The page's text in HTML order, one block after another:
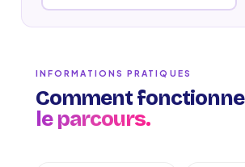
INFORMATIONS PRATIQUES
Comment fonctionne
le parcours.